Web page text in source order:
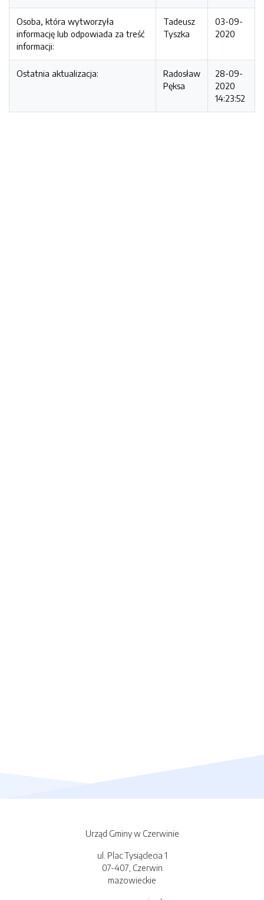
Osoba, która wytworzyła
informację lub odpowiada za treść
informacji:
Tadeusz
Tyszka
03-09-
2020
Ostatnia aktualizacja:
Radosław
Pęksa
28-09-
2020
14:23:52
Urząd Gminy w Czerwinie
ul. Plac Tysiąclecia 1
07-407, Czerwin
mazowieckie